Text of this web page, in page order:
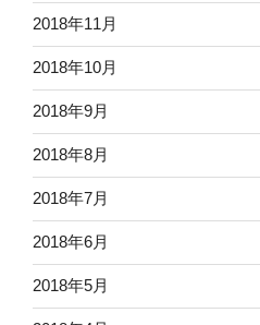
2018年11月
2018年10月
2018年9月
2018年8月
2018年7月
2018年6月
2018年5月